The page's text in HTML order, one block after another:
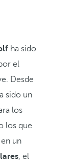
ha sido
el
Desde
sido un
los
los que
un
, el